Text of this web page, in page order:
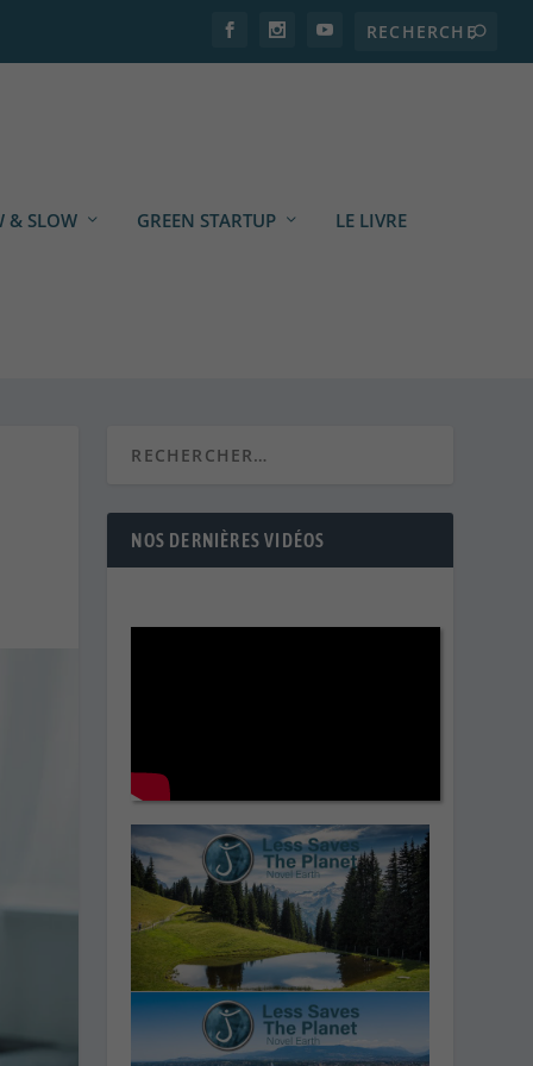
& SLOW GREEN STARTUP LE LIVRE
NOS DERNIÈRES VIDÉOS